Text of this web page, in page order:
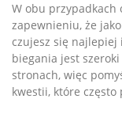
W obu
zapewnieniu, że
czujesz się najlepiej
biegania jest
stronach, więc
kwestii, które